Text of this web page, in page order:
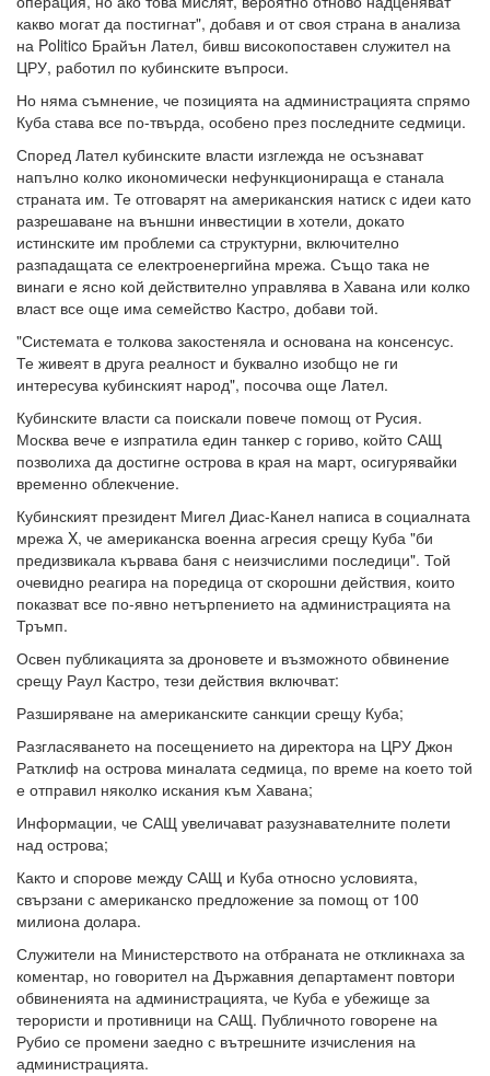
какво могат да постигнат", добавя и от своя страна в анализа
на Politico Брайън Лател, бивш високопоставен служител на
ЦРУ, работил по кубинските въпроси.
Но няма съмнение, че позицията на администрацията спрямо
Куба става все по-твърда, особено през последните седмици.
Според Лател кубинските власти изглежда не осъзнават
напълно колко икономически нефункционираща е станала
страната им. Те отговарят на американския натиск с идеи като
разрешаване на външни инвестиции в хотели, докато
истинските им проблеми са структурни, включително
разпадащата се електроенергийна мрежа. Също така не
винаги е ясно кой действително управлява в Хавана или колко
власт все още има семейство Кастро, добави той.
"Системата е толкова закостеняла и основана на консенсус.
Те живеят в друга реалност и буквално изобщо не ги
интересува кубинският народ", посочва още Лател.
Кубинските власти са поискали повече помощ от Русия.
Москва вече е изпратила един танкер с гориво, който САЩ
позволиха да достигне острова в края на март, осигурявайки
временно облекчение.
Кубинският президент Мигел Диас-Канел написа в социалната
мрежа X, че американска военна агресия срещу Куба "би
предизвикала кървава баня с неизчислими последици". Той
очевидно реагира на поредица от скорошни действия, които
показват все по-явно нетърпението на администрацията на
Тръмп.
Освен публикацията за дроновете и възможното обвинение
срещу Раул Кастро, тези действия включват:
Разширяване на американските санкции срещу Куба;
Разгласяването на посещението на директора на ЦРУ Джон
Ратклиф на острова миналата седмица, по време на което той
е отправил няколко искания към Хавана;
Информации, че САЩ увеличават разузнавателните полети
над острова;
Както и спорове между САЩ и Куба относно условията,
свързани с американско предложение за помощ от 100
милиона долара.
Служители на Министерството на отбраната не откликнаха за
коментар, но говорител на Държавния департамент повтори
обвиненията на администрацията, че Куба е убежище за
терористи и противници на САЩ. Публичното говорене на
Рубио се промени заедно с вътрешните изчисления на
администрацията.